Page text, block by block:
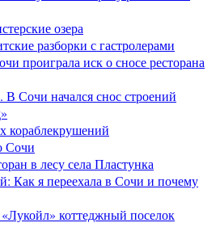
озера
разборки с гастролерами
проиграла иск о сносе ресторана
Сочи начался снос строений
кораблекрушений
Сочи
в лесу села Пластунка
Как я переехала в Сочи и почему
коттеджный поселок